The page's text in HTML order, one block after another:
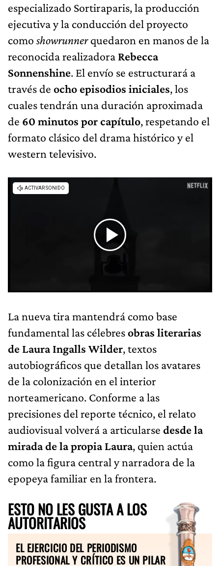
especializado Sortiraparis, la producción
ejecutiva y la conducción del proyecto
como showrunnerquedaron en manos de la
reconocida realizadora Rebecca
Sonnenshine. El envío se estructurará a
través de ocho episodios iniciales, los
cuales tendrán una duración aproximada
de 60 minutos por capítulo, respetando el
formato clásico del drama histórico y el
western televisivo.
La nueva tira mantendrá como base
fundamental las célebresobras literarias
de Laura Ingalls Wilder, textos
autobiográficos que detallan los avatares
de la colonización en el interior
norteamericano. Conforme a las
precisiones del reporte técnico, el relato
audiovisual volverá a articularse desde la
mirada de la propia Laura, quien actúa
como la figura central y narradora de la
epopeya familiar en la frontera.
ESTO NO LES GUSTA A LOS
AUTORITARIOS
EL EJERCICIO DEL PERIODISMO
PROFESIONAL Y CRÍTICO ES UN PILAR